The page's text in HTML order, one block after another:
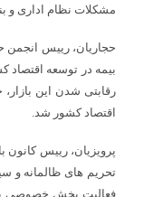
مشکلات نظام اداری و
حجاریان، رییس
بیمه در توسعه
رقابتی شدن این
اقتصاد کشور شد.
پرویزیان، رییس
تحریم های ظالمانه و
فعالیت بخش خصوصی